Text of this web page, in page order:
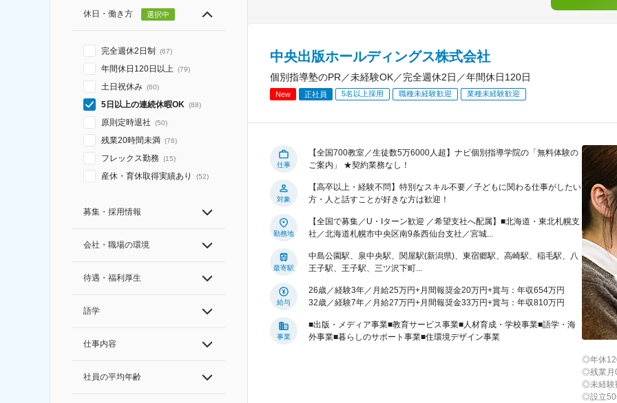
休日・働き方 選択中
完全週休2日制 (67)
年間休日120日以上 (79)
土日祝休み (60)
5日以上の連続休暇OK (88)
原則定時退社 (50)
残業20時間未満 (76)
フレックス勤務 (15)
産休・育休取得実績あり (52)
募集・採用情報
会社・職場の環境
待遇・福利厚生
語学
仕事内容
社員の平均年齢
中央出版ホールディングス株式会社
個別指導塾のPR／未経験OK／完全週休2日／年間休日120日
New 正社員 5名以上採用 職種未経験歓迎 業種未経験歓迎
仕事
【全国700教室／生徒数5万6000人超】ナビ個別指導学院の「無料体験の
ご案内」 ★契約業務なし！
対象
【高卒以上・経験不問】特別なスキル不要／子どもに関わる仕事がしたい
方・人と話すことが好きな方は歓迎！
勤務地
【全国で募集／U・Iターン歓迎 ／希望支社へ配属】■北海道・東北札幌支
社／北海道札幌市中央区南9条西仙台支社／宮城...
最寄駅
中島公園駅、泉中央駅、関屋駅(新潟県)、東宿郷駅、高崎駅、稲毛駅、八
王子駅、王子駅、三ツ沢下町...
給与
26歳／経験3年／月給25万円+月間報奨金20万円+賞与：年収654万円
32歳／経験7年／月給27万円+月間報奨金33万円+賞与：年収810万円
事業
■出版・メディア事業■教育サービス事業■人材育成・学校事業■語学・海
外事業■暮らしのサポート事業■住環境デザイン事業
◎年休
◎残業月
◎未経験
◎設立50